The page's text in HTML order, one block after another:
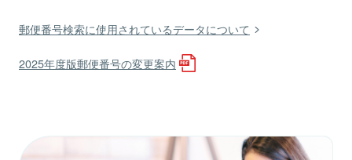
郵便番号検索に使用されているデータについて
2025年度版郵便番号の変更案内